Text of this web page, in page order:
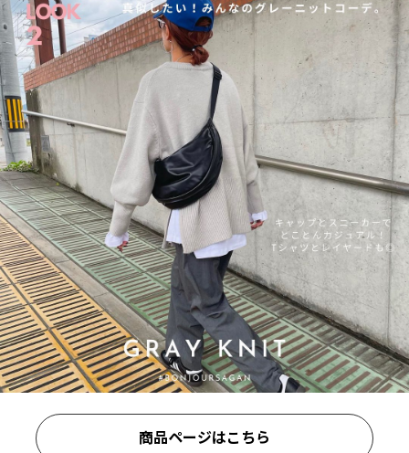
商品ページはこちら